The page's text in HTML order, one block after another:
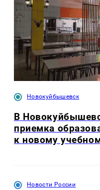
Новокуйбышевск
В
приемка
к новому
Новости России